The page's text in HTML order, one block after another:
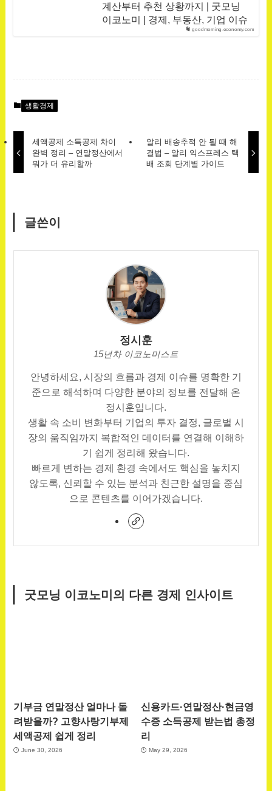
goodmorning-economy.com
계산부터 추천 상황까지 | 굿모닝
이코노미 | 경제, 부동산, 기업 이슈
생활경제
세액공제 소득공제 차이
완벽 정리 – 연말정산에서
뭐가 더 유리할까
알리 배송추적 안 될 때 해
결법 – 알리 익스프레스 택
배 조회 단계별 가이드
글쓴이
정시훈
15년차 이코노미스트
안녕하세요, 시장의 흐름과 경제 이슈를 명확한 기
준으로 해석하며 다양한 분야의 정보를 전달해 온
정시훈입니다.
생활 속 소비 변화부터 기업의 투자 결정, 글로벌 시
장의 움직임까지 복합적인 데이터를 연결해 이해하
기 쉽게 정리해 왔습니다.
빠르게 변하는 경제 환경 속에서도 핵심을 놓치지
않도록, 신뢰할 수 있는 분석과 친근한 설명을 중심
으로 콘텐츠를 이어가겠습니다.
굿모닝 이코노미의 다른 경제 인사이트
기부금 연말정산 얼마나 돌
려받을까? 고향사랑기부제
세액공제 쉽게 정리
June 30, 2026
신용카드·연말정산·현금영
수증 소득공제 받는법 총정
리
May 29, 2026